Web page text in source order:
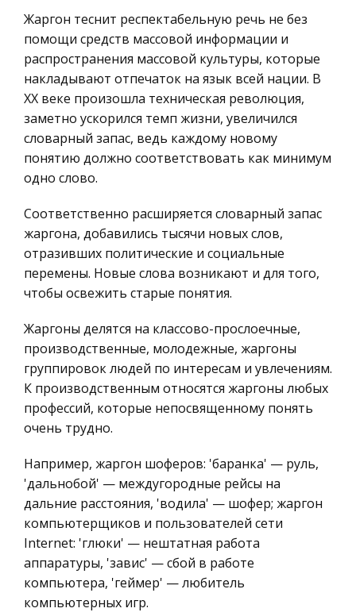
География, Экономическая география
Литература, Лингвистика
Техника
Бухгалтерский учет
Налоговое право
Экологическое право
Физика
Компьютерные сети
Философия
Программирование, Базы данных
Правоохранительные органы
Конституционное (государственное) право
России
Ценные бумаги
Гражданское право
Трудовое право
стран
Банковское дело и кредитование
Здоровье
Астрономия
Биржевое дело
документы из кн
Реформа федеративных отношений в
современной России
Однако вопрос о 'ползучей фронде
региональных элит' как реакции на перегибы
политики централизации окончательно не снят
с повестки дня. Возможно несколько сценариев
в стратегии восстановления региона
Н.Ф.Катанов - первый хакасский учёный
Действительно , даже сегодня мало кто
отважится плыть на лодке по бурному Абакану
и могучему Енисею до Красноярска , что сделал
юный Катанов в Августе 1876 года . И поплыл он
не ради приключений , а з
Модели будущего в русской литературе
Многие философы и писатели в такие времена
пытались найти или создать в своих
произведени я х модель общества будущего, т.е.
в завтрашний день. Каждое звено
Математика для института
Комплексная форма ряда по синусам
Основываясь на теорию (см. гл.1) для ряда
получаем: "; echo ''; , "; echo ''; (т.к. "; echo ''; тогда
комплексный ряд имеет вид: "; echo ''; "; echo ''; ";
echo
Жаргон теснит респектабельную речь не без
помощи средств массовой информации и
распространения массовой культуры, которые
накладывают отпечаток на язык всей нации. В
ХХ веке произошла техническая революция,
заметно ускорился темп жизни, увеличился
словарный запас, ведь каждому новому
понятию должно соответствовать как минимум
одно слово.
Соответственно расширяется словарный запас
жаргона, добавились тысячи новых слов,
отразивших политические и социальные
перемены. Новые слова возникают и для того,
чтобы освежить старые понятия.
Жаргоны делятся на классово-прослоечные,
производственные, молодежные, жаргоны
группировок людей по интересам и увлечениям.
К производственным относятся жаргоны любых
профессий, которые непосвященному понять
очень трудно.
Например, жаргон шоферов: 'баранка' — руль,
'дальнобой' — междугородные рейсы на
дальние расстояния, 'водила' — шофер; жаргон
компьютерщиков и пользователей сети
Internet: 'глюки' — нештатная работа
аппаратуры, 'завис' — сбой в работе
компьютера, 'геймер' — любитель
компьютерных игр.